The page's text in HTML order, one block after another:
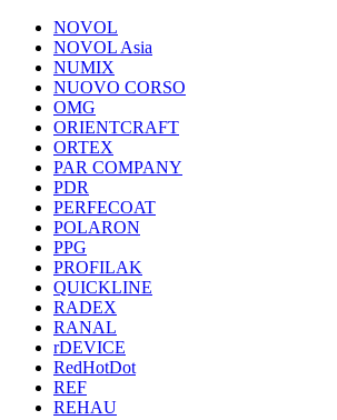
NOVOL
NOVOL Asia
NUMIX
NUOVO CORSO
OMG
ORIENTCRAFT
ORTEX
PAR COMPANY
PDR
PERFECOAT
POLARON
PPG
PROFILAK
QUICKLINE
RADEX
RANAL
rDEVICE
RedHotDot
REF
REHAU